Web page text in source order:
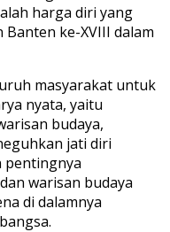
harga diri yang
ke-XVIII dalam
masyarakat untuk
nyata, yaitu
budaya,
jati diri
pentingnya
warisan budaya
di dalamnya